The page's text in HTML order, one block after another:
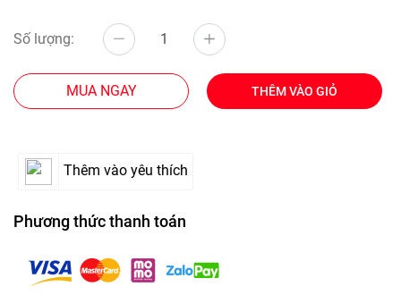
Số lượng:
MUA NGAY THÊM VÀO GIỎ
Thêm vào yêu thích
Phương thức thanh toán